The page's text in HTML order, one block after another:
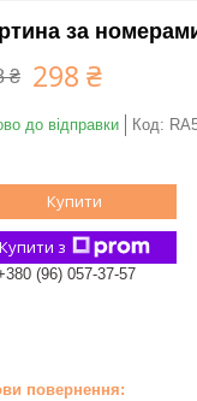
за
₴ 298 ₴
до відправки Код:
Купити
Купити з
(96) 057-37-57